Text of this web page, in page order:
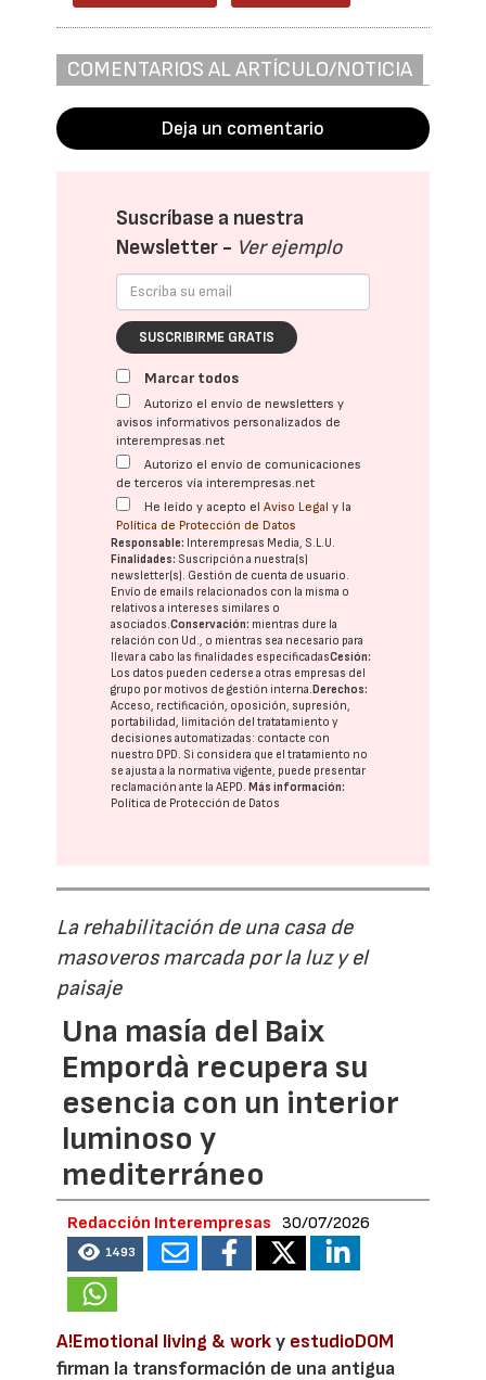
COMENTARIOS AL ARTÍCULO/NOTICIA
Deja un comentario
Suscríbase a nuestra
Newsletter - Ver ejemplo
SUSCRIBIRME GRATIS
Marcar todos
Autorizo el envío de newsletters y
avisos informativos personalizados de
interempresas.net
Autorizo el envío de comunicaciones
de terceros vía interempresas.net
He leído y acepto elAviso Legal y la
Política de Protección de Datos
Responsable: Interempresas Media, S.L.U.
Finalidades: Suscripción a nuestra(s)
newsletter(s). Gestión de cuenta de usuario.
Envío de emails relacionados con la misma o
relativos a intereses similares o
asociados.Conservación: mientras dure la
relación con Ud., o mientras sea necesario para
llevar a cabo las finalidades especificadasCesión:
Los datos pueden cederse a otras empresas del
grupo por motivos de gestión interna.Derechos:
Acceso, rectificación, oposición, supresión,
portabilidad, limitación del tratatamiento y
decisiones automatizadas: contacte con
nuestro DPD . Si considera que el tratamiento no
se ajusta a la normativa vigente, puede presentar
reclamación ante laAEPD .Más información:
Política de Protección de Datos
La rehabilitación de una casa de
masoveros marcada por la luz y el
paisaje
Una masía del Baix
Empordà recupera su
esencia con un interior
luminoso y
mediterráneo
Redacción Interempresas 30/07/2026
1493
A!Emotional living & worky estudioDOM
firman la transformación de una antigua